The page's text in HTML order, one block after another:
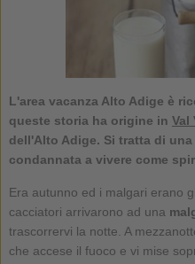
L'area vacanza Alto Adige è
queste storia ha origine in Val
dell'Alto Adige. Si tratta di
condannata a vivere come
Era autunno ed i malgari erano
cacciatori arrivarono ad una
trascorrervi la notte. A
che accese il fuoco e vi mise